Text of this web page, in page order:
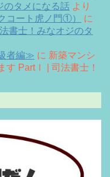
のタメになる話 より
コート虎ノ門①）
に
書士！みなオジのタ
者編≫ に 新築マンシ
す PartⅠ | 司法書士！